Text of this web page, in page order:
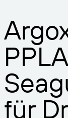
Gestalten
NACH
Produktion
Einzelhandel
Transport
Partner
Support
für